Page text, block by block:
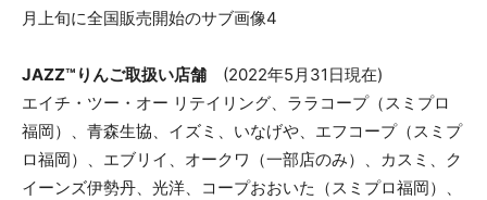
JAZZ™りんご取扱い店舗 (2022年5月31日現在)
エイチ・ツー・オー リテイリング、ララコープ（スミプロ
福岡）、青森生協、イズミ、いなげや、エフコープ（スミプ
ロ福岡）、エブリイ、オークワ（一部店のみ）、カスミ、ク
イーンズ伊勢丹、光洋、コープおおいた（スミプロ福岡）、